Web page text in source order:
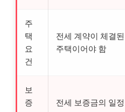
주
택
요
건
전세 계약이 체결된
주택이어야 함
보
증
전세 보증금의 일정